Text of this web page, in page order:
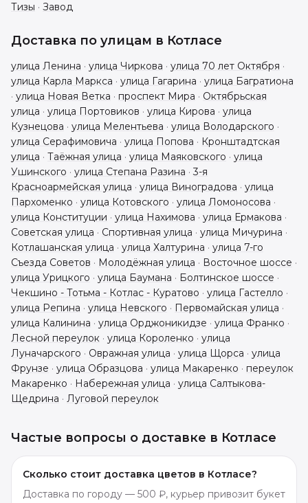
Тизы · Завод
Доставка по улицам в Котласе
улица Ленина · улица Чиркова · улица 70 лет Октября ·
улица Карла Маркса · улица Гагарина · улица Багратиона
· улица Новая Ветка · проспект Мира · Октябрьская
улица · улица Портовиков · улица Кирова · улица
Кузнецова · улица Мелентьева · улица Володарского ·
улица Серафимовича · улица Попова · Кронштадтская
улица · Таёжная улица · улица Маяковского · улица
Ушинского · улица Степана Разина ·3-я
Красноармейская улица · улица Виноградова · улица
Пархоменко · улица Котовского · улица Ломоносова ·
улица Конституции · улица Нахимова · улица Ермакова ·
Советская улица · Спортивная улица · улица Мичурина ·
Котлашанская улица · улица Халтурина · улица 7-го
Съезда Советов · Молодёжная улица · Восточное шоссе ·
улица Урицкого · улица Баумана · Болтинское шоссе ·
Чекшино - Тотьма - Котлас - Куратово · улица Гастелло ·
улица Репина · улица Невского · Первомайская улица ·
улица Калинина · улица Орджоникидзе · улица Франко ·
Лесной переулок · улица Короленко · улица
Луначарского · Овражная улица · улица Щорса · улица
Фрунзе · улица Образцова · улица Макаренко · переулок
Макаренко · Набережная улица · улица Салтыкова-
Щедрина · Луговой переулок
Частые вопросы о доставке в Котласе
Сколько стоит доставка цветов в Котласе?
Доставка по городу — 500 ₽, курьер привозит букет